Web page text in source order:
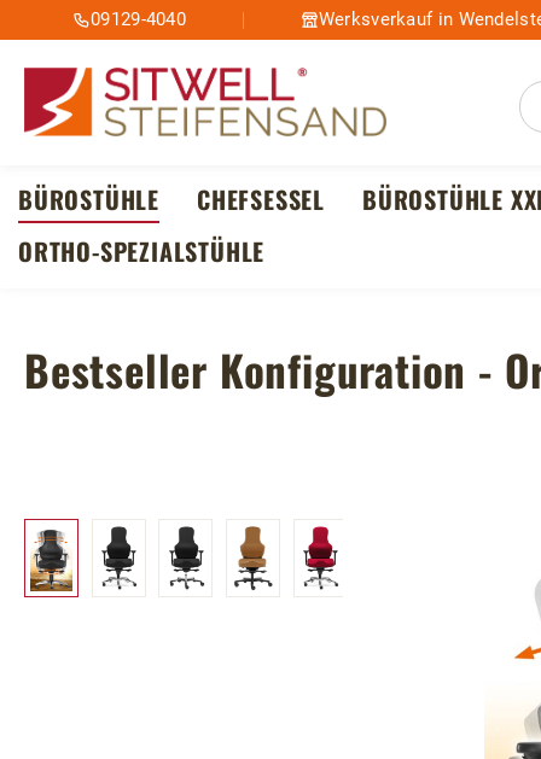
Hauptinhalt springen
Zur Suche springen
Zur Hauptnavigation springen
09129-4040 Werksverkauf in
BÜROSTÜHLE CHEFSESSEL BÜROSTÜHLE
ORTHO-SPEZIALSTÜHLE
Bestseller Konfiguration -
Bildergalerie überspringen